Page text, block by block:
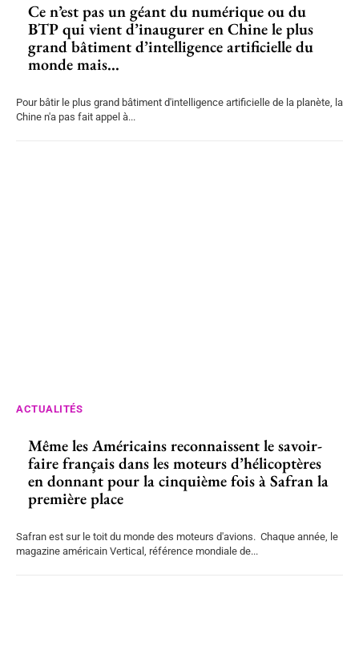
Ce n’est pas un géant du numérique ou du
BTP qui vient d’inaugurer en Chine le plus
grand bâtiment d’intelligence artificielle du
monde mais...
Pour bâtir le plus grand bâtiment d'intelligence artificielle de la planète, la
Chine n'a pas fait appel à...
ACTUALITÉS
Même les Américains reconnaissent le savoir-
faire français dans les moteurs d’hélicoptères
en donnant pour la cinquième fois à Safran la
première place
Safran est sur le toit du monde des moteurs d'avions. Chaque année, le
magazine américain Vertical, référence mondiale de...